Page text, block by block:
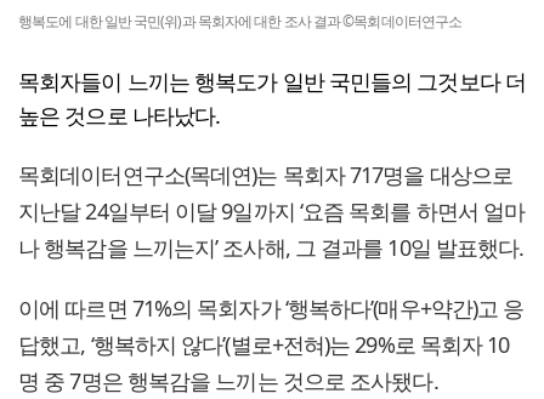
행복도에 대한 일반 국민(위)과 목회자에 대한 조사 결과 ©목회데이터연구소
목회자들이 느끼는 행복도가 일반 국민들의 그것보다 더
높은 것으로 나타났다.
목회데이터연구소(목데연)는 목회자 717명을 대상으로
지난달 24일부터 이달 9일까지 ‘요즘 목회를 하면서 얼마
나 행복감을 느끼는지’ 조사해, 그 결과를 10일 발표했다.
이에 따르면 71%의 목회자가 ‘행복하다’(매우+약간)고 응
답했고, ‘행복하지 않다’(별로+전혀)는 29%로 목회자 10
명 중 7명은 행복감을 느끼는 것으로 조사됐다.